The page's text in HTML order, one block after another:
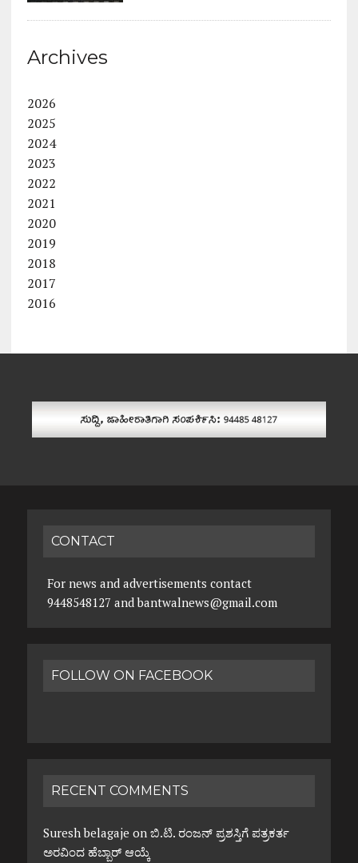
Archives
2026
2025
2024
2023
2022
2021
2020
2019
2018
2017
2016
CONTACT
For news and advertisements contact
9448548127 and bantwalnews@gmail.com
FOLLOW ON FACEBOOK
RECENT COMMENTS
Suresh belagaje on ಬಿ.ಟಿ. ರಂಜನ್ ಪ್ರಶಸ್ತಿಗೆ ಪತ್ರಕರ್ತ
ಅರವಿಂದ ಹೆಬ್ಬಾರ್ ಆಯ್ಕೆ